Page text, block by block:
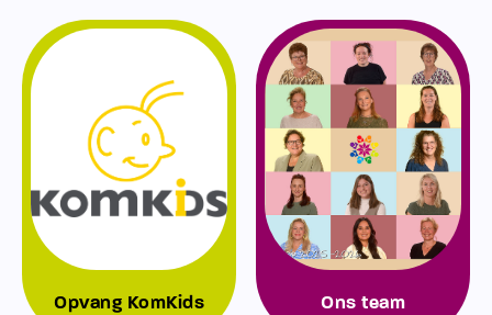
Opvang KomKids Ons team